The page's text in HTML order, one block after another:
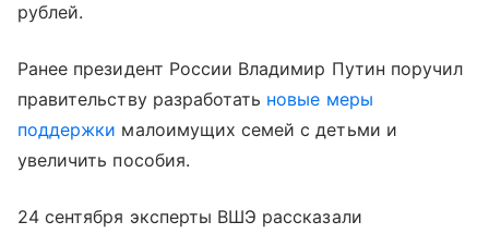
рублей.
Ранее президент России Владимир Путин поручил
правительству разработать новые меры
поддержки малоимущих семей с детьми и
увеличить пособия.
24 сентября эксперты ВШЭ рассказали